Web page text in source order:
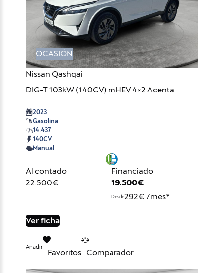
OCASIÓN
Nissan Qashqai
DIG-T 103kW (140CV) mHEV 4×2 Acenta
2023
Gasolina
14.437
140CV
Manual
Al contado
22.500€
Financiado
19.500€
Desde292€ /mes*
Ver ficha
Añadir
Favoritos Comparador